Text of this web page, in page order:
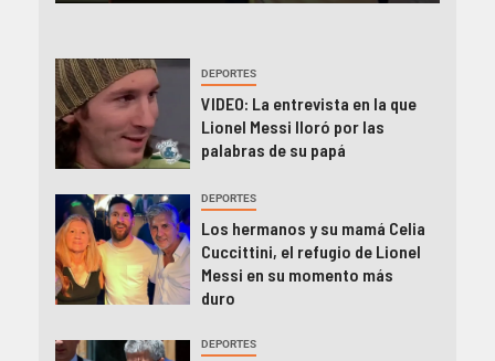
DEPORTES
VIDEO: La entrevista en la que
Lionel Messi lloró por las
palabras de su papá
DEPORTES
Los hermanos y su mamá Celia
Cuccittini, el refugio de Lionel
Messi en su momento más
duro
DEPORTES